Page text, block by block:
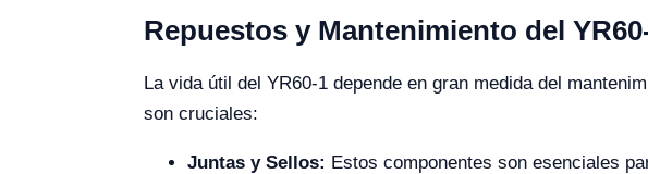
Repuestos y Mantenimiento del
La vida útil del YR60-1 depende en gran medida del
son cruciales:
Juntas y Sellos: Estos componentes son esenciales